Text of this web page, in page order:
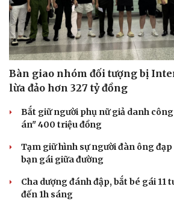
Văn hóa
Sân khấu - Điện ảnh
Văn học
Âm nhạc
Di sản
Giải trí
Nghệ
Thời
Sao
Bàn giao nhóm đối tượng bị
lừa đảo hơn 327 tỷ đồng
Bắt giữ người phụ nữ giả danh
án" 400 triệu đồng
Tạm giữ hình sự người đàn ông
bạn gái giữa đường
Cha dượng đánh đập, bắt bé gái 11
đến 1h sáng